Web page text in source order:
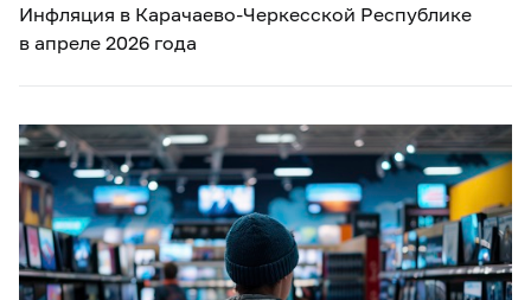
Инфляция в Карачаево-Черкесской Республике
в апреле 2026 года